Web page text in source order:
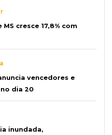
cresce 17,8% com
vencedores e
dia 20
inundada,